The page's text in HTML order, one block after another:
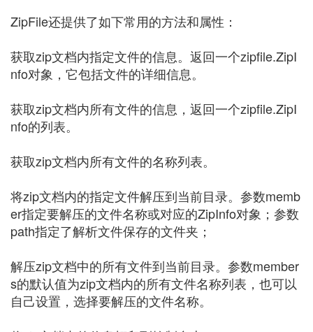
ZipFile还提供了如下常用的方法和属性：
获取zip文档内指定文件的信息。返回一个zipfile.ZipI
nfo对象，它包括文件的详细信息。
获取zip文档内所有文件的信息，返回一个zipfile.ZipI
nfo的列表。
获取zip文档内所有文件的名称列表。
将zip文档内的指定文件解压到当前目录。参数memb
er指定要解压的文件名称或对应的ZipInfo对象；参数
path指定了解析文件保存的文件夹；
解压zip文档中的所有文件到当前目录。参数member
s的默认值为zip文档内的所有文件名称列表，也可以
自己设置，选择要解压的文件名称。